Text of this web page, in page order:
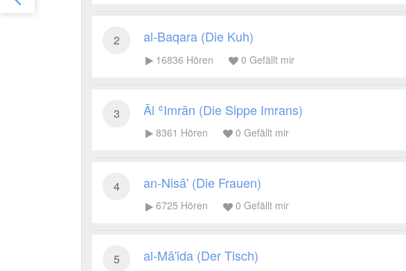
2 al-Baqara (Die Kuh)
16836 Hören 0 Gefällt mir
3 Āl ʿImrān (Die Sippe Imrans)
8361 Hören 0 Gefällt mir
4 an-Nisā' (Die Frauen)
6725 Hören 0 Gefällt mir
5 al-Mā'ida (Der Tisch)